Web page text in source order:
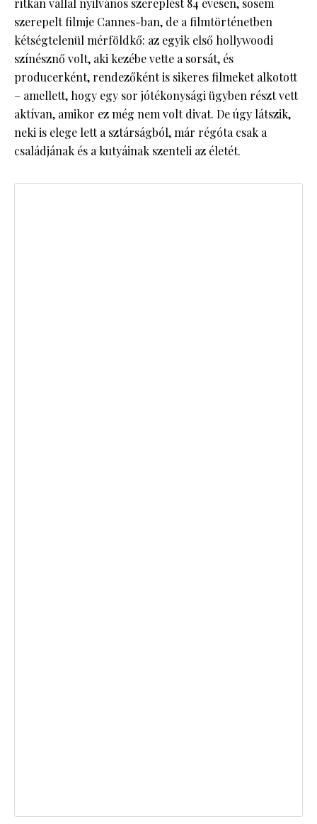
szerepelt filmje Cannes-ban, de a filmtörténetben
kétségtelenül mérföldkő: az egyik első hollywoodi
színésznő volt, aki kezébe vette a sorsát, és
producerként, rendezőként is sikeres filmeket alkotott
– amellett, hogy egy sor jótékonysági ügyben részt vett
aktívan, amikor ez még nem volt divat. De úgy látszik,
neki is elege lett a sztárságból, már régóta csak a
családjának és a kutyáinak szenteli az életét.